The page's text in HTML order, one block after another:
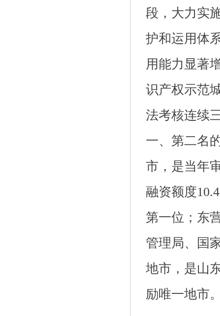
段，大力实
护和运用体
用能力显著
识产权示范
法考核连续
一、第二名
市，是当年
融资额度
第一位；东
管理局、国
地市，是山
励唯一地市